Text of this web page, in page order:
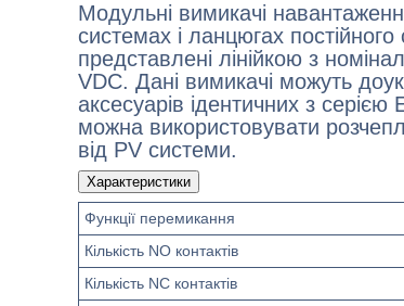
Модульні вимикачі
системах і ланцюгах
представлені лінійкою з
VDC. Дані вимикачі можуть
аксесуарів ідентичних з
можна використовувати
від PV системи.
Характеристики
Функції перемикання
Кількість NO контактів
Кількість NC контактів